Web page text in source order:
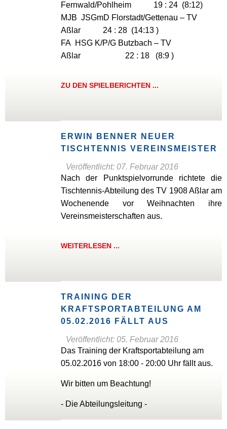
Fernwald/Pohlheim 19 : 24 (8:12)
MJB JSGmD Florstadt/Gettenau – TV
Aßlar 24 : 28 (14:13 )
FA HSG K/P/G Butzbach – TV
Aßlar 22 : 18 (8:9 )
ZU DEN SPIELBERICHTEN ...
ERWIN BENNER NEUER
TISCHTENNIS VEREINSMEISTER
Veröffentlicht: 07. Februar 2016
Nach der Punktspielvorrunde richtete die
Tischtennis-Abteilung des TV 1908 Aßlar am
Wochenende vor Weihnachten ihre
Vereinsmeisterschaften aus.
WEITERLESEN ...
TRAINING DER
KRAFTSPORTABTEILUNG AM
05.02.2016 FÄLLT AUS
Veröffentlicht: 05. Februar 2016
Das Training der Kraftsportabteilung am
05.02.2016 von 18:00 - 20:00 Uhr fällt aus.
Wir bitten um Beachtung!
- Die Abteilungsleitung -